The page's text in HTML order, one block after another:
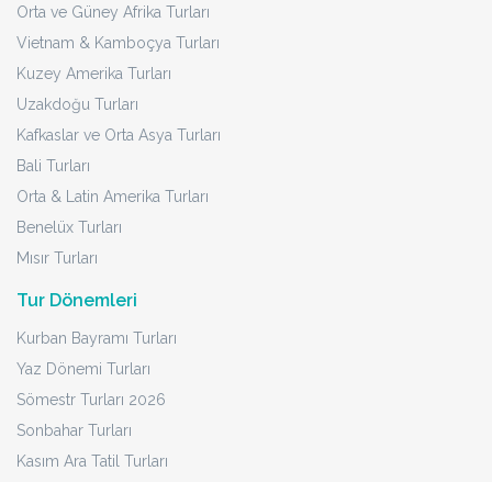
Orta ve Güney Afrika Turları
Vietnam & Kamboçya Turları
Kuzey Amerika Turları
Uzakdoğu Turları
Kafkaslar ve Orta Asya Turları
Bali Turları
Orta & Latin Amerika Turları
Benelüx Turları
Mısır Turları
Tur Dönemleri
Kurban Bayramı Turları
Yaz Dönemi Turları
Sömestr Turları 2026
Sonbahar Turları
Kasım Ara Tatil Turları